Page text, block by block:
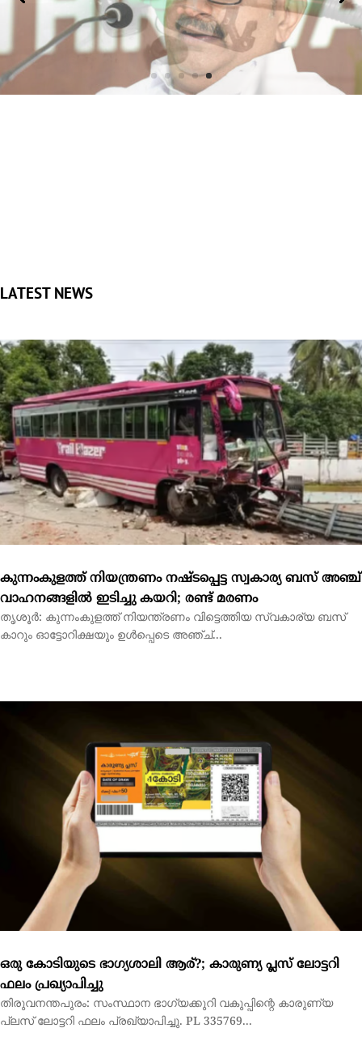
LATEST NEWS
കുന്നംകുളത്ത് നിയന്ത്രണം നഷ്ടപ്പെട്ട സ്വകാര്യ ബസ് അഞ്ച്
വാഹനങ്ങളിൽ ഇടിച്ചു കയറി; രണ്ട് മരണം
തൃശൂർ: കുന്നംകുളത്ത് നിയന്ത്രണം വിട്ടെത്തിയ സ്വകാര്യ ബസ്
കാറും ഓട്ടോറിക്ഷയും ഉൾപ്പെടെ അഞ്ച്...
ഒരു കോടിയുടെ ഭാഗ്യശാലി ആര്?; കാരുണ്യ പ്ലസ് ലോട്ടറി
ഫലം പ്രഖ്യാപിച്ചു
തിരുവനന്തപുരം: സംസ്ഥാന ഭാഗ്യക്കുറി വകുപ്പിന്റെ കാരുണ്യ
പ്ലസ് ലോട്ടറി ഫലം പ്രഖ്യാപിച്ചു. PL 335769...